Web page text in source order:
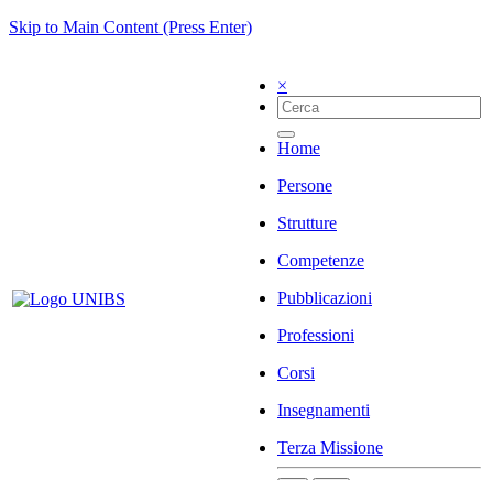
Skip to Main Content (Press Enter)
×
Home
Persone
Strutture
Competenze
Pubblicazioni
Professioni
Corsi
Insegnamenti
Terza Missione